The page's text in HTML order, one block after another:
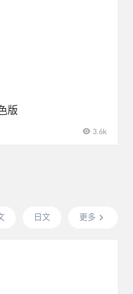
版
3.6k
日文 更多